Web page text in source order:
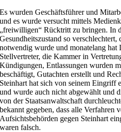
Es wurden Geschäftsführer und
und es wurde versucht mittels
„freiwilligen“ Rücktritt zu bringen. In
Gesundheitszustand so
notwendig wurde und monatelang hat
Stellvertreter, die Kammer in
Kündigungen, Entlassungen wurden
beschäftigt, Gutachten erstellt und
Steinhart hat sich von seinem Eingriff
und wurde auch nicht abgewählt und
von der Staatsanwaltschaft
bekannt gegeben, dass alle Verfahren
Aufsichtsbehörden gegen Steinhart
waren falsch.